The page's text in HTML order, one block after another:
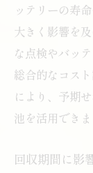
ッテリーの寿
大きく影響を
な点検やバッ
総合的なコス
により、予期
池を活用できま
回収期間に影